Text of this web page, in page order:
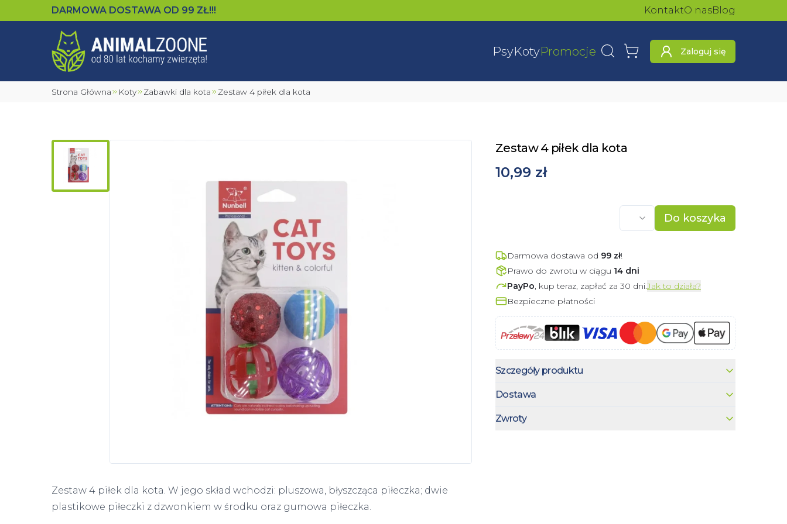
DARMOWA DOSTAWA OD 99 ZŁ!!! KontaktO nasBlog
PsyKotyPromocje WyszukajKoszyk Zaloguj się
Strona Główna Koty Zabawki dla kota Zestaw 4 piłek dla kota
Zestaw 4 piłek dla kota
10,99 zł
Do koszyka
Darmowa dostawa od 99 zł!
Prawo do zwrotu w ciągu 14 dni
PayPo, kup teraz, zapłać za 30 dni.Jak to działa?
Bezpieczne płatności
Szczegóły produktu
Dostawa
Zwroty
Zestaw 4 piłek dla kota. W jego skład wchodzi: pluszowa, błyszcząca piłeczka; dwie
plastikowe piłeczki z dzwonkiem w środku oraz gumowa piłeczka.